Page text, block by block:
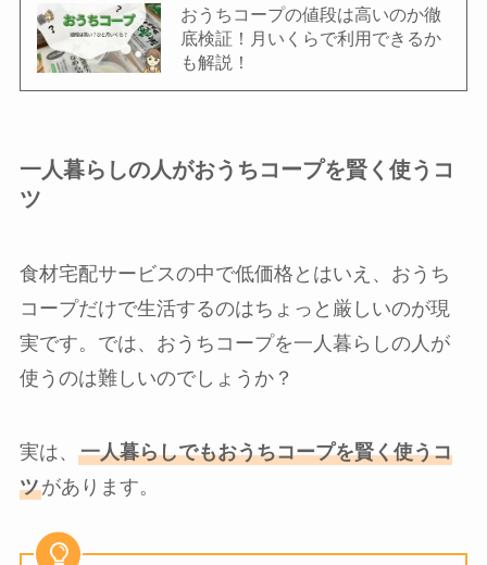
おうちコープの値段は高いのか徹
底検証！月いくらで利用できるか
も解説！
一人暮らしの人がおうちコープを賢く使うコ
ツ
食材宅配サービスの中で低価格とはいえ、おうち
コープだけで生活するのはちょっと厳しいのが現
実です。では、おうちコープを一人暮らしの人が
使うのは難しいのでしょうか？
実は、 一人暮らしでもおうちコープを賢く使うコ
ツがあります。